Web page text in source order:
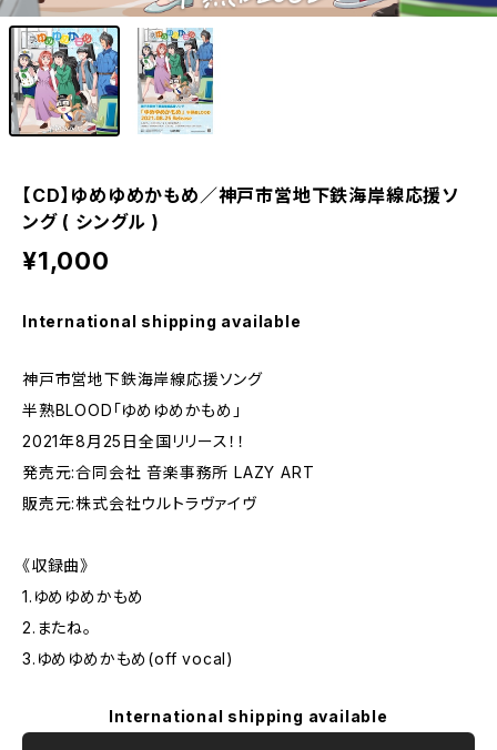
【CD】ゆめゆめかもめ／神戸市営地下鉄海岸線応援ソ
ング ( シングル )
¥1,000
International shipping available
神戸市営地下鉄海岸線応援ソング
半熟BLOOD「ゆめゆめかもめ」
2021年8月25日全国リリース！！
発売元:合同会社 音楽事務所 LAZY ART
販売元:株式会社ウルトラヴァイヴ
《収録曲》
1.ゆめゆめかもめ
2.またね。
3.ゆめゆめかもめ(off vocal)
International shipping available